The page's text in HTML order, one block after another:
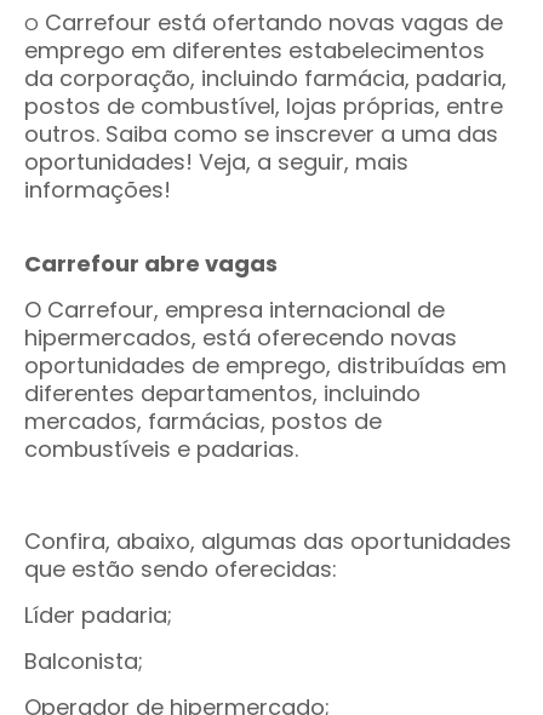
O Carrefour está ofertando novas vagas de
emprego em diferentes estabelecimentos
da corporação, incluindo farmácia, padaria,
postos de combustível, lojas próprias, entre
outros. Saiba como se inscrever a uma das
oportunidades! Veja, a seguir, mais
informações!
Carrefour abre vagas
O Carrefour, empresa internacional de
hipermercados, está oferecendo novas
oportunidades de emprego, distribuídas em
diferentes departamentos, incluindo
mercados, farmácias, postos de
combustíveis e padarias.
Confira, abaixo, algumas das oportunidades
que estão sendo oferecidas:
Líder padaria;
Balconista;
Operador de hipermercado;